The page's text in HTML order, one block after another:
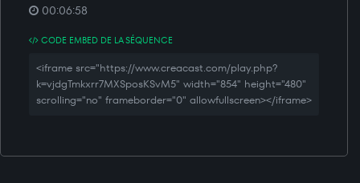
00:06:58
CODE EMBED DE LA SÉQUENCE
<iframe src="https://www.creacast.com/play.php?
k=vjdgTmkxrr7MXSposKSvM5" width="854" height="480"
scrolling="no" frameborder="0" allowfullscreen></iframe>